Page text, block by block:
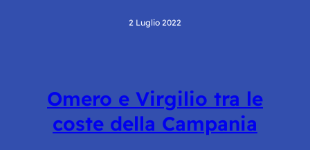
2 Luglio 2022
Omero e Virgilio tra le
coste della Campania